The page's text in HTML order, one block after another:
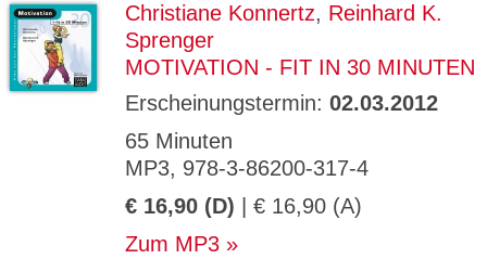
Christiane Konnertz, Reinhard K.
Sprenger
MOTIVATION - FIT IN 30 MINUTEN
Erscheinungstermin: 02.03.2012
65 Minuten
MP3, 978-3-86200-317-4
€ 16,90 (D) | € 16,90 (A)
Zum MP3